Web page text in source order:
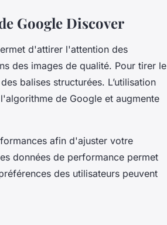
Google Discover
d'attirer l'attention des
des images de qualité. Pour tirer le
balises structurées. L’utilisation
de Google et augmente
afin d'ajuster votre
données de performance permet
des utilisateurs peuvent